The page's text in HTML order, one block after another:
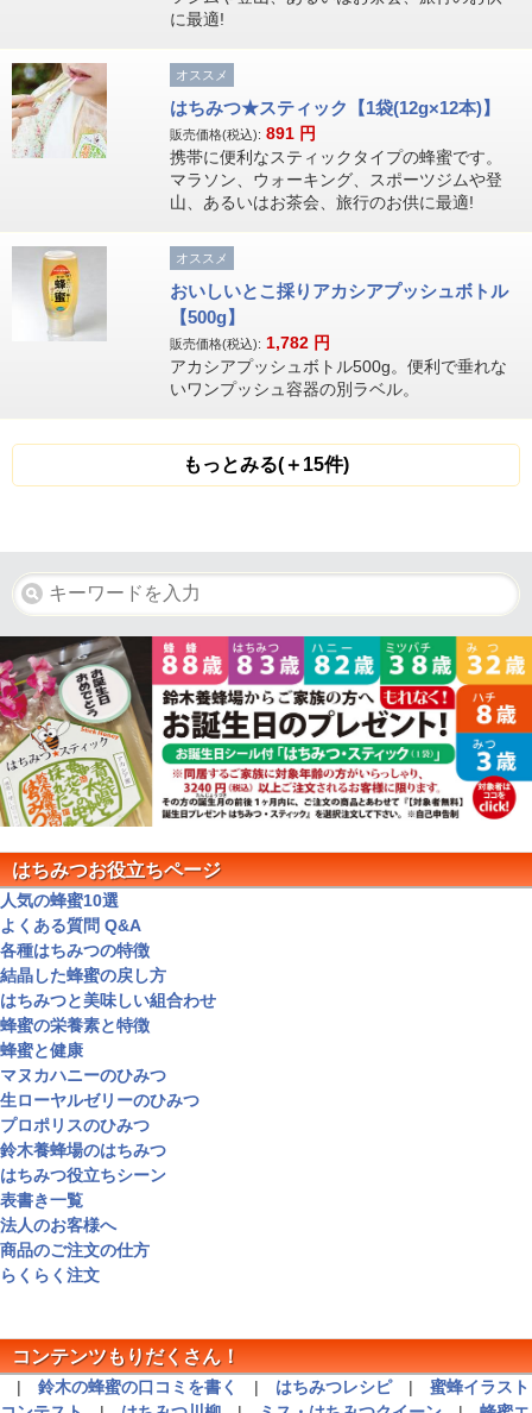
に最適!
オススメ
はちみつ★スティック【1袋(12g×12本)】
販売価格(税込): 891 円
携帯に便利なスティックタイプの蜂蜜です。
マラソン、ウォーキング、スポーツジムや登
山、あるいはお茶会、旅行のお供に最適!
オススメ
おいしいとこ採りアカシアプッシュボトル
【500g】
販売価格(税込): 1,782 円
アカシアプッシュボトル500g。便利で垂れな
いワンプッシュ容器の別ラベル。
もっとみる(＋15件)
はちみつお役立ちページ
人気の蜂蜜10選
よくある質問 Q&A
各種はちみつの特徴
結晶した蜂蜜の戻し方
はちみつと美味しい組合わせ
蜂蜜の栄養素と特徴
蜂蜜と健康
マヌカハニーのひみつ
生ローヤルゼリーのひみつ
プロポリスのひみつ
鈴木養蜂場のはちみつ
はちみつ役立ちシーン
表書き一覧
法人のお客様へ
商品のご注文の仕方
らくらく注文
コンテンツもりだくさん！
| 鈴木の蜂蜜の口コミを書く | はちみつレシピ| 蜜蜂イラスト